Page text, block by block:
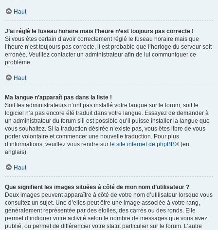
Haut
J’ai réglé le fuseau horaire mais l’heure n’est toujours pas correcte !
Si vous êtes certain d’avoir correctement réglé le fuseau horaire mais que
l’heure n’est toujours pas correcte, il est probable que l’horloge du serveur soit
erronée. Veuillez contacter un administrateur afin de lui communiquer ce
problème.
Haut
Ma langue n’apparaît pas dans la liste !
Soit les administrateurs n’ont pas installé votre langue sur le forum, soit le
logiciel n’a pas encore été traduit dans votre langue. Essayez de demander à
un administrateur du forum s’il est possible qu’il puisse installer la langue que
vous souhaitez. Si la traduction désirée n’existe pas, vous êtes libre de vous
porter volontaire et commencer une nouvelle traduction. Pour plus
d’informations, veuillez vous rendre sur le site internet de phpBB® (en
anglais).
Haut
Que signifient les images situées à côté de mon nom d’utilisateur ?
Deux images peuvent apparaître à côté de votre nom d’utilisateur lorsque vous
consultez un sujet. Une d’elles peut être une image associée à votre rang,
généralement représentée par des étoiles, des carrés ou des ronds. Elle
permet d’indiquer votre activité selon le nombre de messages que vous avez
publié, ou permet de différencier votre statut particulier sur le forum. L’autre